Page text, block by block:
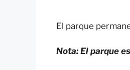
El parque
Nota: El parque